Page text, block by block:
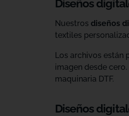
Diseños
Nuestros diseños
textiles
Los archivos están
imagen desde
maquinaria DTF.
Diseños